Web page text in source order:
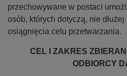
przechowywane w postaci
osób, których dotyczą, nie
osiągnięcia celu przetwarzania.
CEL I ZAKRES
ODBIORCY